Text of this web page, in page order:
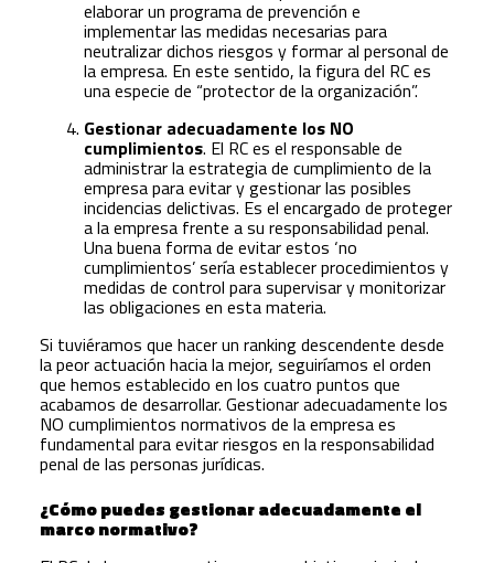
elaborar un programa de prevención e
implementar las medidas necesarias para
neutralizar dichos riesgos y formar al personal de
la empresa. En este sentido, la figura del RC es
una especie de “protector de la organización”.
Gestionar adecuadamente los NO
cumplimientos. El RC es el responsable de
administrar la estrategia de cumplimiento de la
empresa para evitar y gestionar las posibles
incidencias delictivas. Es el encargado de proteger
a la empresa frente a su responsabilidad penal.
Una buena forma de evitar estos ‘no
cumplimientos’ sería establecer procedimientos y
medidas de control para supervisar y monitorizar
las obligaciones en esta materia.
Si tuviéramos que hacer un ranking descendente desde
la peor actuación hacia la mejor, seguiríamos el orden
que hemos establecido en los cuatro puntos que
acabamos de desarrollar. Gestionar adecuadamente los
NO cumplimientos normativos de la empresa es
fundamental para evitar riesgos en la responsabilidad
penal de las personas jurídicas.
¿Cómo puedes gestionar adecuadamente el
marco normativo?